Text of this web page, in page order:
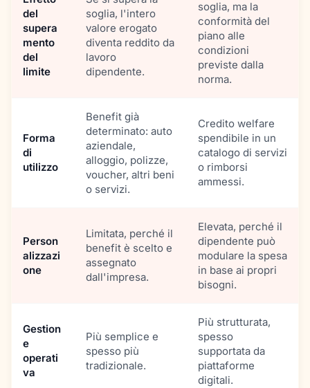
del
supera
mento
del
limite
soglia, l'intero
valore erogato
diventa reddito da
lavoro
dipendente.
soglia, ma la
conformità del
piano alle
condizioni
previste dalla
norma.
Forma
di
utilizzo
Benefit già
determinato: auto
aziendale,
alloggio, polizze,
voucher, altri beni
o servizi.
Credito welfare
spendibile in un
catalogo di servizi
o rimborsi
ammessi.
Person
alizzazi
one
Limitata, perché il
benefit è scelto e
assegnato
dall'impresa.
Elevata, perché il
dipendente può
modulare la spesa
in base ai propri
bisogni.
Gestion
e
operati
va
Più semplice e
spesso più
tradizionale.
Più strutturata,
spesso
supportata da
piattaforme
digitali.